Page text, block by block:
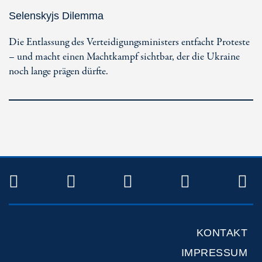
Selenskyjs Dilemma
Die Entlassung des Verteidigungsministers entfacht Proteste
– und macht einen Machtkampf sichtbar, der die Ukraine
noch lange prägen dürfte.
TWITTERFACEBOOKINSTAGRAM
KONTAKT
IMPRESSUM